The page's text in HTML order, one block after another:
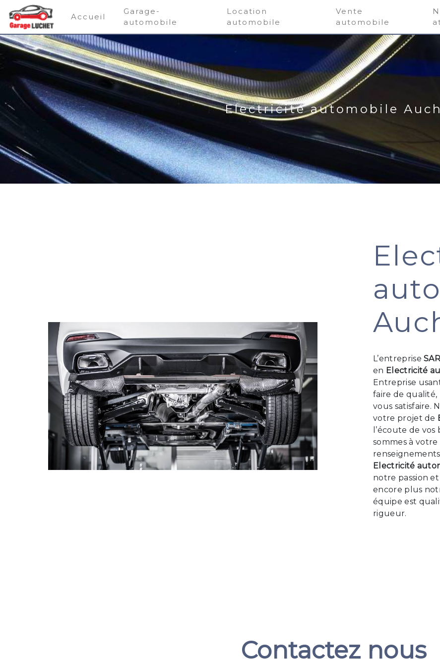
Panneau de gestion des cookies
Accueil
Garage-
automobile
Location
automobile
Vente
automobile
Electricité automobile Auch
L’entreprise
en Electricité
Entreprise
faire de
vous satisfaire.
votre projet de
l’écoute de vos
sommes à
Electricité
notre passion
encore plus
équipe est
rigueur.
Contactez nous